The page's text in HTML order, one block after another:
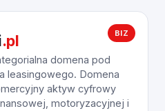
BIZ
.pl
domena pod
leasingowego. Domena
aktyw cyfrowy
motoryzacyjnej i